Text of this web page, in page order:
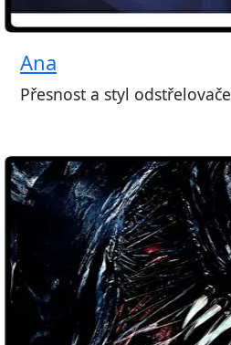
Ana
Přesnost a styl odstřelovače